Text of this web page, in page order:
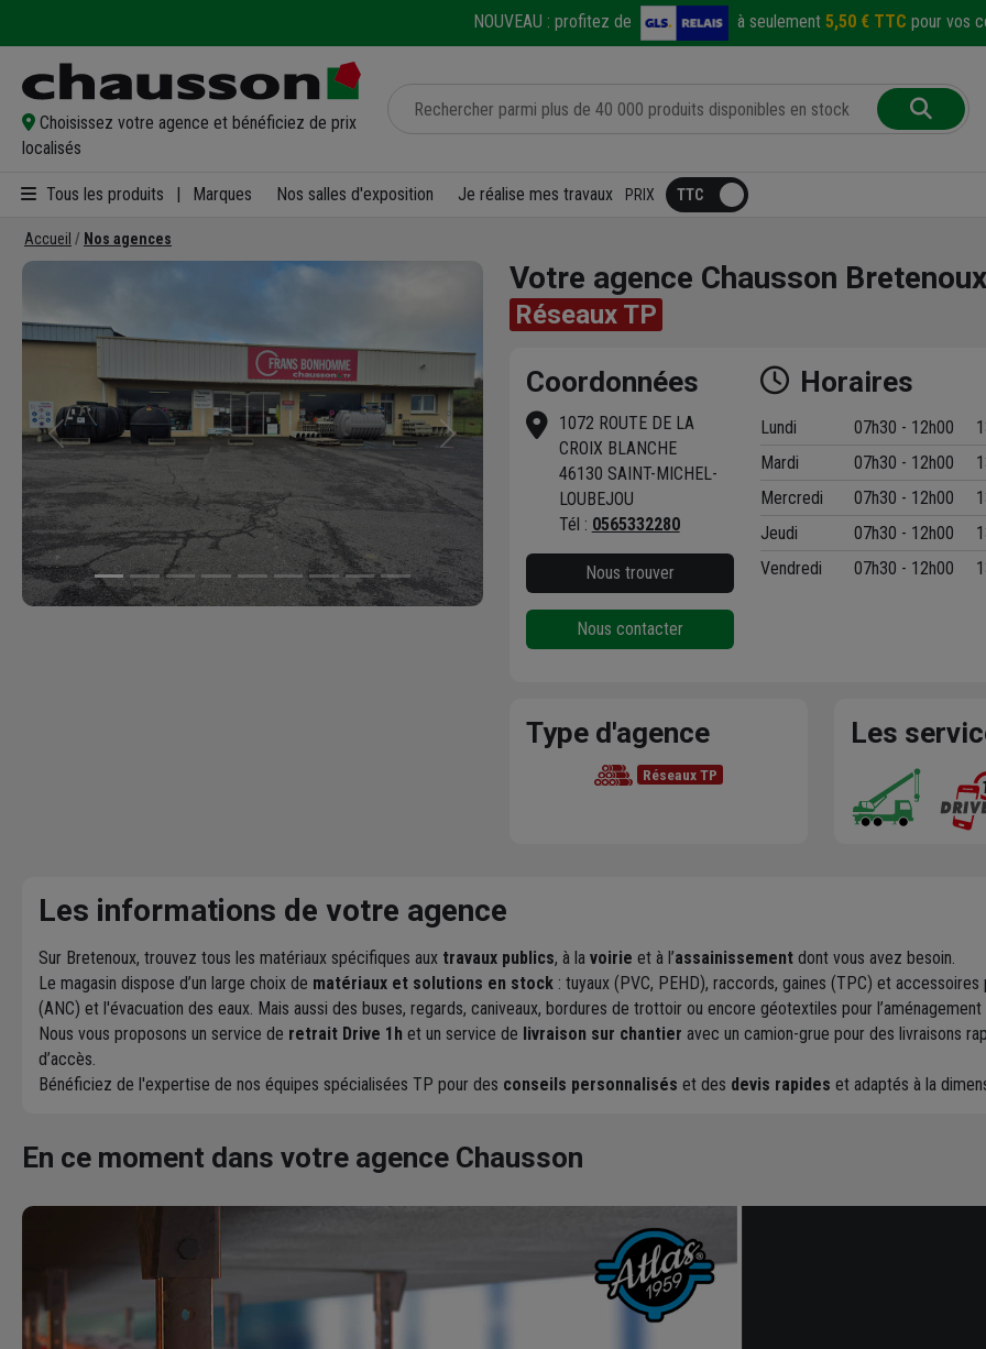
NOUVEAU : profitez de à seulement 5,50 € TTC pour vos
Choisissez votre agence et bénéficiez de prix
localisés
Tous les produits Marques Nos salles d'exposition Je réalise mes travaux PRIX
Accueil Nos agences
Précédent Suivant
Votre agence Chausson Bretenoux
Réseaux TP
Coordonnées
1072 ROUTE DE LA
CROIX BLANCHE
46130 SAINT-MICHEL-
LOUBEJOU
Tél : 0565332280
Nous trouver
Nous contacter
Horaires
Lundi 07h30 - 12h00
Mardi
07h30 - 12h00
Mercredi
07h30 - 12h00
Jeudi
07h30 - 12h00
Vendredi
07h30 - 12h00
Type d'agence
Réseaux TP
Les
Les informations de votre agence
Sur Bretenoux, trouvez tous les matériaux spécifiques aux travaux publics, à la voirie et à l’assainissement dont vous avez besoin.
Le magasin dispose d’un large choix de matériaux et solutions en stock : tuyaux (PVC, PEHD), raccords, gaines (TPC) et
(ANC) et l'évacuation des eaux. Mais aussi des buses, regards, caniveaux, bordures de trottoir ou encore géotextiles pour
Nous vous proposons un service de retrait Drive 1h et un service de livraison sur chantier avec un camion-grue pour des livraisons
d’accès.
Bénéficiez de l'expertise de nos équipes spécialisées TP pour des conseils personnalisés et des devis rapides et adaptés à la
En ce moment dans votre agence Chausson